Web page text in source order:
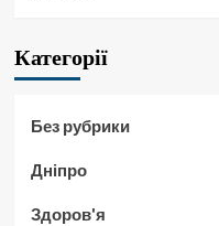
Категорії
Без рубрики
Дніпро
Здоров'я